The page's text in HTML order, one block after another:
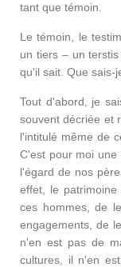
tant que témoin.
Le témoin, le
un tiers – un
qu'il sait. Que sais-
Tout d'abord, je
souvent décriée et
l'intitulé même de
C'est pour moi une
l'égard de nos
effet, le
ces hommes, de
engagements, de
n'en est pas de
cultures, il n'en